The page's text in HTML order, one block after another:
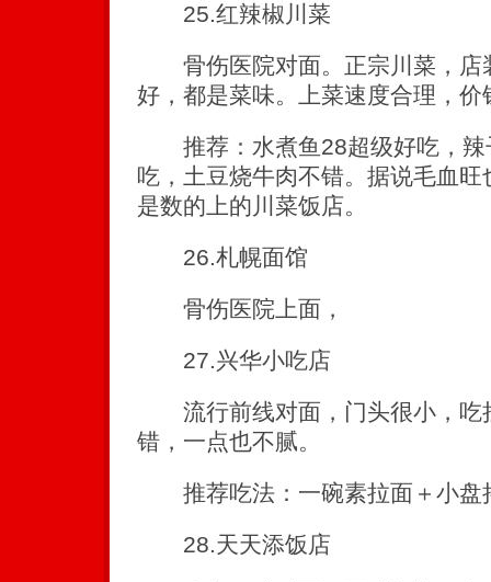
25.红辣椒川菜
骨伤医院对面。正宗川菜，店
好，都是菜味。上菜速度合理，价
推荐：水煮鱼28超级好吃，辣
吃，土豆烧牛肉不错。据说毛血
是数的上的川菜饭店。
26.札幌面馆
骨伤医院上面，
27.兴华小吃店
流行前线对面，门头很小，吃
错，一点也不腻。
推荐吃法：一碗素拉面＋小盘
28.天天添饭店